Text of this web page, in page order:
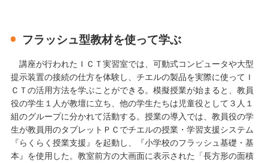
フラッシュ型教材を使って学ぶ
講座が行われたＩＣＴ実習室では、可動式コンピュータや大型
提示装置の接続の仕方を体験し、チエルの製品を実際に使ってＩ
ＣＴの活用方法を学ぶことができる。模擬授業が始まると、教員
役の学生１人が教壇に立ち、他の学生たちは児童役として３人１
組のグループに分かれて活動する。授業の導入では、教員役の学
生が教員用のタブレットＰＣでチエルの授業・学習支援システム
『らくらく授業支援』を起動し、『小学校のフラッシュ基礎・基
本』を使用した。教室前方の大画面に表示された「長方形の面積